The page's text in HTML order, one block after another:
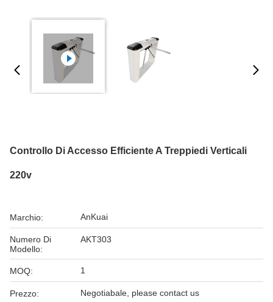
Controllo Di Accesso Efficiente A Treppiedi Verticali
220v
Marchio: AnKuai
Numero Di
Modello:
AKT303
MOQ: 1
Prezzo: Negotiabale, please contact us